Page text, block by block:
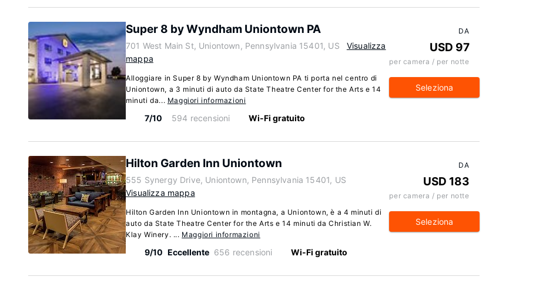
Super 8 by Wyndham Uniontown PA
701 West Main St, Uniontown, Pennsylvania 15401, US
Visualizza
mappa
Alloggiare in Super 8 by Wyndham Uniontown PA ti porta nel centro di
Uniontown, a 3 minuti di auto da State Theatre Center for the Arts e 14
minuti da... Maggiori informazioni
7/10 594 recensioni Wi-Fi gratuito
DA
USD 97
per camera / per notte
Seleziona
Hilton Garden Inn Uniontown
555 Synergy Drive, Uniontown, Pennsylvania 15401, US
Visualizza mappa
Hilton Garden Inn Uniontown in montagna, a Uniontown, è a 4 minuti di
auto da State Theatre Center for the Arts e 14 minuti da Christian W.
Klay Winery. ... Maggiori informazioni
9/10 Eccellente 656 recensioni Wi-Fi gratuito
DA
USD 183
per camera / per notte
Seleziona